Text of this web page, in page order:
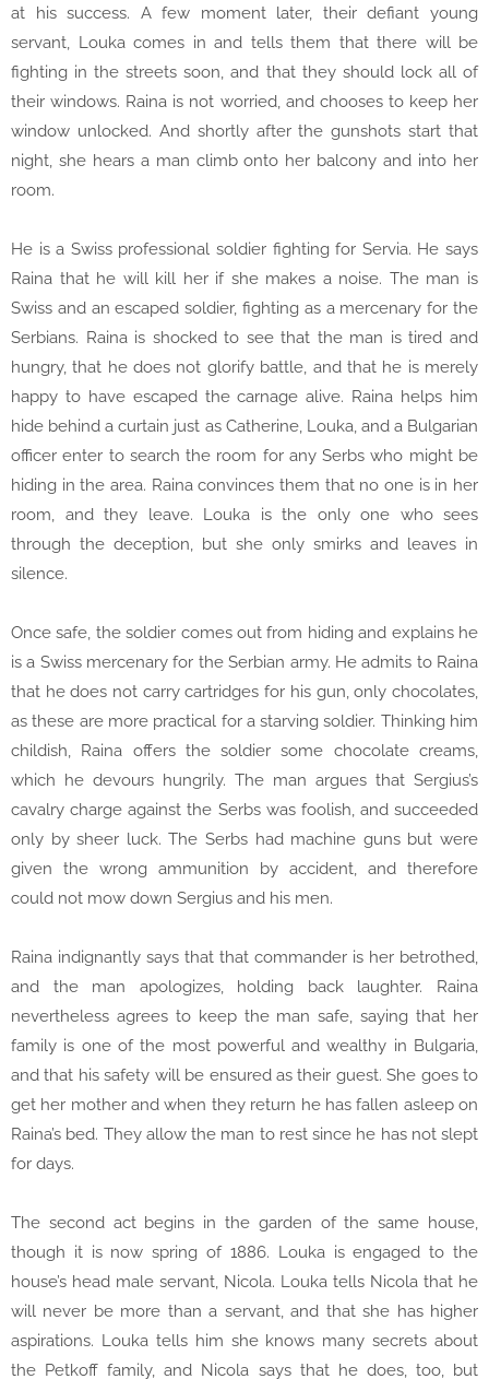
at his success. A few moment later, their defiant young
servant, Louka comes in and tells them that there will be
fighting in the streets soon, and that they should lock all of
their windows. Raina is not worried, and chooses to keep her
window unlocked. And shortly after the gunshots start that
night, she hears a man climb onto her balcony and into her
room.
He is a Swiss professional soldier fighting for Servia. He says
Raina that he will kill her if she makes a noise. The man is
Swiss and an escaped soldier, fighting as a mercenary for the
Serbians. Raina is shocked to see that the man is tired and
hungry, that he does not glorify battle, and that he is merely
happy to have escaped the carnage alive. Raina helps him
hide behind a curtain just as Catherine, Louka, and a Bulgarian
officer enter to search the room for any Serbs who might be
hiding in the area. Raina convinces them that no one is in her
room, and they leave. Louka is the only one who sees
through the deception, but she only smirks and leaves in
silence.
Once safe, the soldier comes out from hiding and explains he
is a Swiss mercenary for the Serbian army. He admits to Raina
that he does not carry cartridges for his gun, only chocolates,
as these are more practical for a starving soldier. Thinking him
childish, Raina offers the soldier some chocolate creams,
which he devours hungrily. The man argues that Sergius’s
cavalry charge against the Serbs was foolish, and succeeded
only by sheer luck. The Serbs had machine guns but were
given the wrong ammunition by accident, and therefore
could not mow down Sergius and his men.
Raina indignantly says that that commander is her betrothed,
and the man apologizes, holding back laughter. Raina
nevertheless agrees to keep the man safe, saying that her
family is one of the most powerful and wealthy in Bulgaria,
and that his safety will be ensured as their guest. She goes to
get her mother and when they return he has fallen asleep on
Raina’s bed. They allow the man to rest since he has not slept
for days.
The second act begins in the garden of the same house,
though it is now spring of 1886. Louka is engaged to the
house’s head male servant, Nicola. Louka tells Nicola that he
will never be more than a servant, and that she has higher
aspirations. Louka tells him she knows many secrets about
the Petkoff family, and Nicola says that he does, too, but